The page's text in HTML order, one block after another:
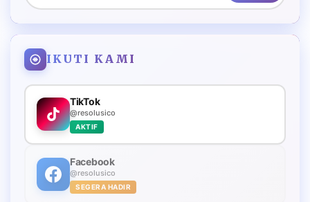
IKUTI KAMI
TikTok
@resolusico
AKTIF
Facebook
@resolusico
SEGERA HADIR